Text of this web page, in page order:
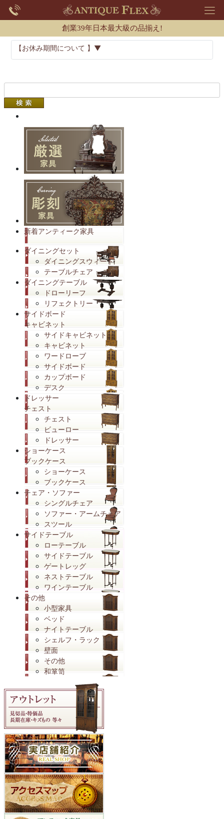
創業39年日本最大級の品揃え!
【お休み期間について 】▼
新着アンティーク家具
ダイニングセット
ダイニングスウィート
テーブルチェア
ダイニングテーブル
ドローリーフ
リフェクトリー
サイドボード
キャビネット
サイドキャビネット
キャビネット
ワードローブ
サイドボード
カップボード
デスク
ドレッサー
チェスト
チェスト
ビューロー
ドレッサー
ショーケース
ブックケース
ショーケース
ブックケース
チェア・ソファー
シングルチェア
ソファー・アームチェア
スツール
サイドテーブル
ローテーブル
サイドテーブル
ゲートレッグ
ネストテーブル
ワインテーブル
その他
小型家具
ベッド
ナイトテーブル
シェルフ・ラック
壁面
その他
和箪笥